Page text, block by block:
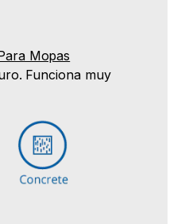
Mopas
Funciona muy